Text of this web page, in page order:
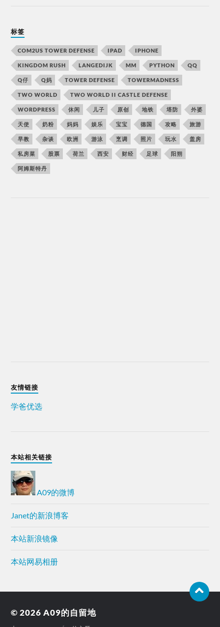
标签
COM2US TOWER DEFENSE IPAD IPHONE
KINGDOM RUSH LANGEDIJK MM PYTHON QQ
Q仔 Q妈 TOWER DEFENSE TOWERMADNESS
TWO WORLD TWO WORLD II CASTLE DEFENSE
WORDPRESS 休闲 儿子 原创 地铁 塔防 外婆
天使 奶粉 妈妈 娱乐 宝宝 德国 攻略 旅游
早教 杂谈 欧洲 游泳 烹调 照片 玩水 盖房
私房菜 股票 荷兰 西安 财经 足球 阳朔
阿姆斯特丹
友情链接
学爸优选
本站相关链接
A09的微博
Janet的新浪博客
本站新浪镜像
本站网易相册
© 2026A09的自留地